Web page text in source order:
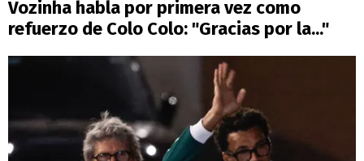
Vozinha habla por primera vez como
refuerzo de Colo Colo: "Gracias por la..."